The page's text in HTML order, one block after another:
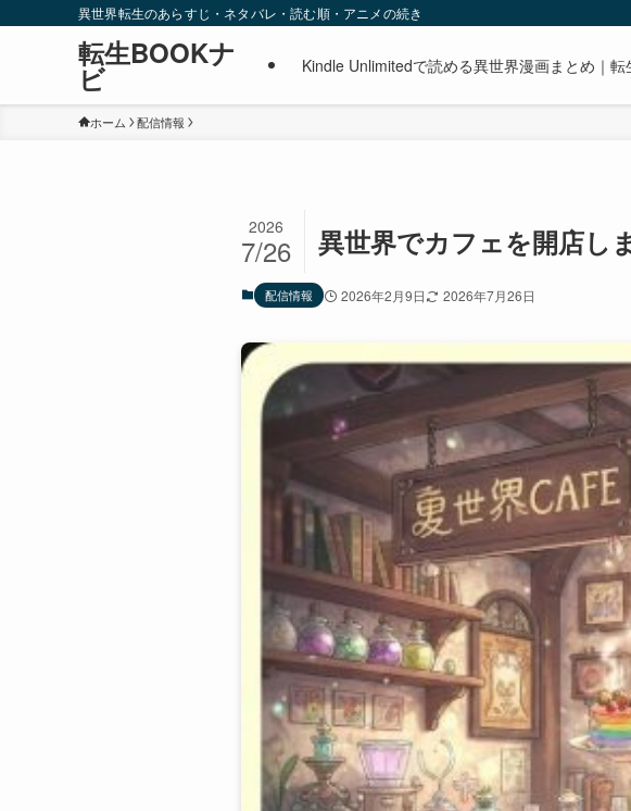
異世界転生のあらすじ・ネタバレ・読む順・アニメの続き
転生BOOKナ
ビ Kindle Unlimitedで読める異世界漫画まとめ｜
ホーム 配信情報
異世界でカフェを開店し
2026
7/26
配信情報 2026年2月9日 2026年7月26日